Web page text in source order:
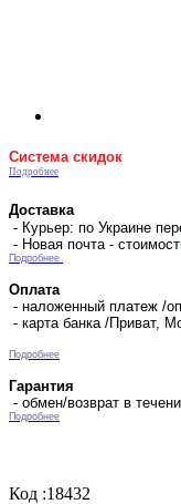
Система скидок
Подробнее
Доставка
- Курьер: по Украине
- Новая почта -
Подробнее
Оплата
- наложенный платеж /
- карта банка /Приват,
Подробнее
Гарантия
- обмен/возврат в
Подробнее
Код :18432